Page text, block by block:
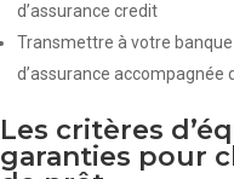
d’assurance credit
Transmettre à votre
d’assurance accompagnée
Les critères
garanties pour